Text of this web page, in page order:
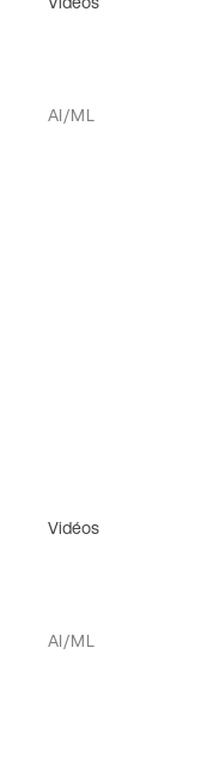
AI/ML
Vidéos
AI/ML